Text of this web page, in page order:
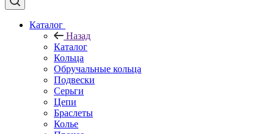
Каталог
Назад
Каталог
Кольца
Обручальные кольца
Подвески
Серьги
Цепи
Браслеты
Колье